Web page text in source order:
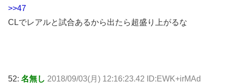
>>47
CLでレアルと試合あるから出たら超盛り上がるな
52: 名無し 2018/09/03(月) 12:16:23.42 ID:EWK+irMAd